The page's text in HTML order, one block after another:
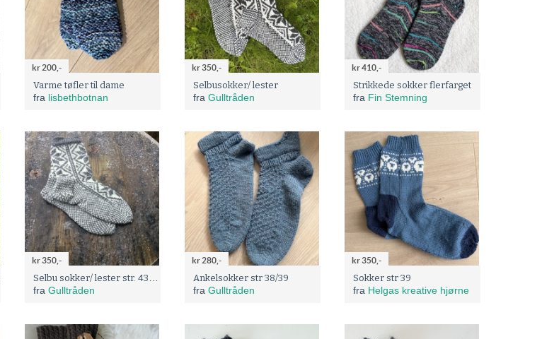
kr 200,-
Varme tøfler til dame
fra lisbethbotnan
kr 350,-
Selbusokker/ lester
fra Gulltråden
kr 410,-
Strikkede sokker flerfarget
fra Fin Stemning
kr 350,-
fra Gulltråden
kr 280,-
Ankelsokker str 38/39
fra Gulltråden
kr 350,-
Sokker str 39
fra Helgas kreative hjørne